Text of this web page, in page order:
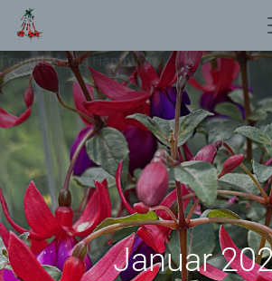
Freundeskreis Hamburg
Januar